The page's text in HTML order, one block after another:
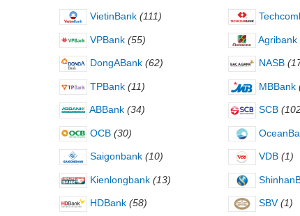
VietinBank (111)
VPBank (55) Agribank
DongABank (62) NASB
TPBank (11) MBBank
ABBank (34) SCB
OCB (30)
Saigonbank (10) VDB (1)
Kienlongbank (13)
HDBank (58) SBV (1)